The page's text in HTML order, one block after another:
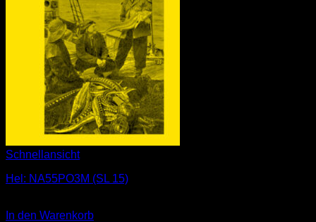
Schnellansicht
Hel: NA55PO3M (SL 15)
In den Warenkorb